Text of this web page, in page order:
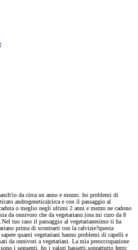
da circa un anno e mezzo. ho problemi di
androgenetica)circa e con il passaggio al
o meglio negli ultimi 2 anni e mezzo ne cadono
da onnivoro che da vegetariano.(ora mi curo da 8
tuo caso il passaggio al vegetarianesimo ti ha
prima di scontrarti con la calvizie?questa
quanti vegetariani hanno problemi di capelli e
da onnivori a vegetariani. La mia preocccupazione
i seguenti, ho i valori bassetti,soprattutto ferro: